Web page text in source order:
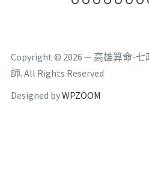
Copyright © 2026 — 高雄算命-
師. All Rights Reserved
Designed byWPZOOM